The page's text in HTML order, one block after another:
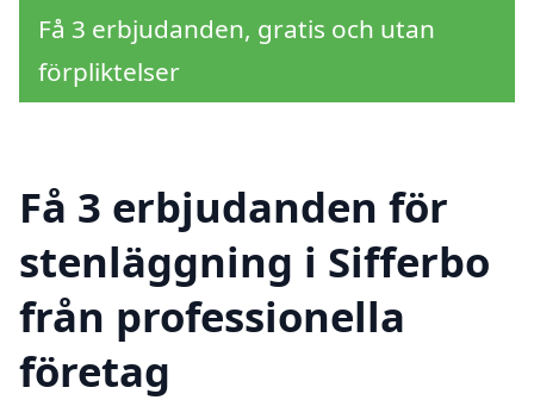
Få 3 erbjudanden, gratis och utan
förpliktelser
Få 3 erbjudanden för
stenläggning i Sifferbo
från professionella
företag